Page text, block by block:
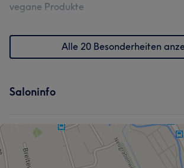
vegane Produkte
Alle 20 Besonderheiten
Saloninfo